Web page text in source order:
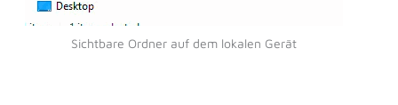
Sichtbare Ordner auf dem lokalen Gerät